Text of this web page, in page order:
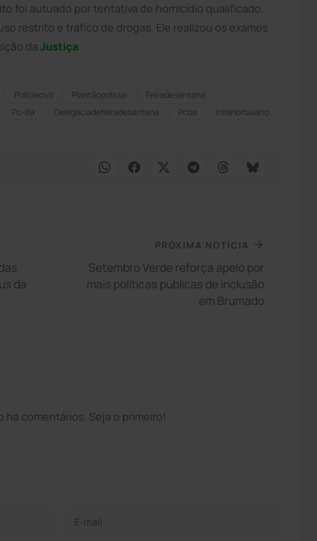
foi autuado por tentativa de homicídio qualificado,
restrito e tráfico de drogas. Ele realizou os exames
da Justiça.
Políciacivil Plantãopolicial
Feiradesantana
Pc-Ba Delegaciadefeiradesantana Pcba Interiorbaiano
da
PRÓXIMA NOTÍCIA
Setembro Verde reforça apelo por
mais políticas públicas de inclusão
em Brumado
há comentários. Seja o primeiro!